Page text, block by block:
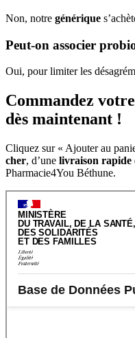
Non, notre générique
Peut-on associer
Oui, pour limiter les
Commandez
dès maintenant !
Cliquez sur « Ajouter au
cher, d’une livraison rapide
Pharmacie4You Béthune.